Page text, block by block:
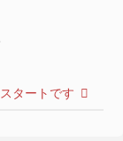
タートです